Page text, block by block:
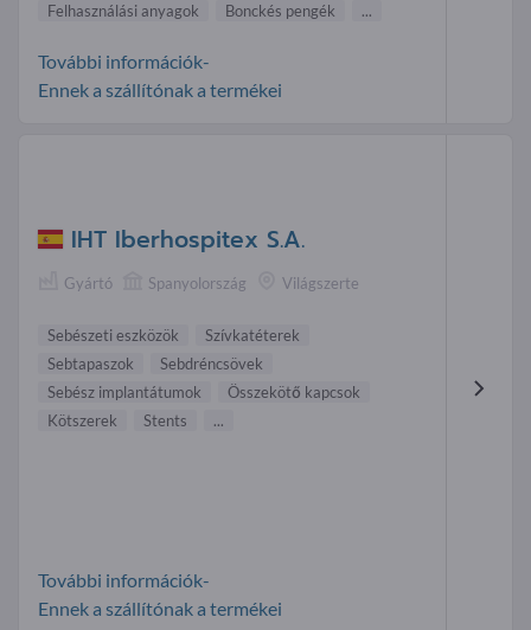
Felhasználási anyagok
Bonckés pengék ...
További információk-
Ennek a szállítónak a termékei
IHT Iberhospitex S.A.
Gyártó Spanyolország Világszerte
Sebészeti eszközök
Szívkatéterek
Sebtapaszok
Sebdréncsövek
Sebész implantátumok
Összekötő kapcsok
Kötszerek
Stents ...
További információk-
Ennek a szállítónak a termékei